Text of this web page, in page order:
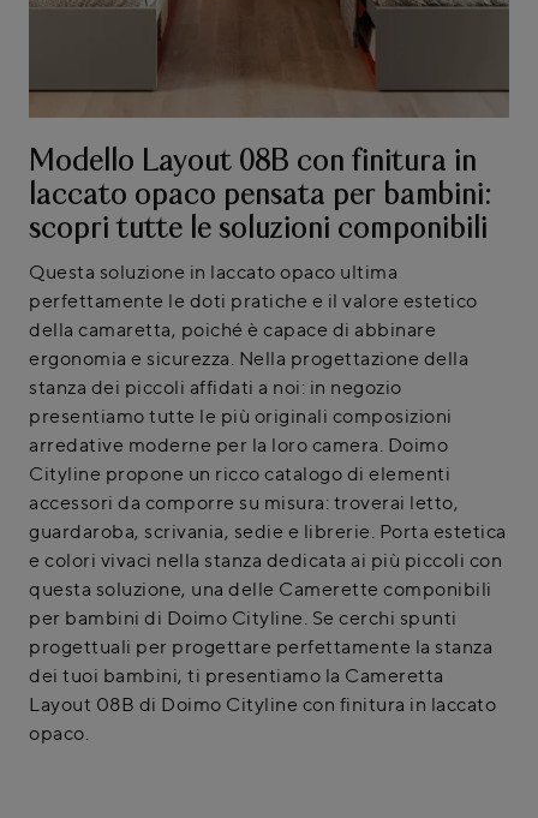
Modello Layout 08B con finitura in
laccato opaco pensata per bambini:
scopri tutte le soluzioni componibili
Questa soluzione in laccato opaco ultima
perfettamente le doti pratiche e il valore estetico
della camaretta, poiché è capace di abbinare
ergonomia e sicurezza. Nella progettazione della
stanza dei piccoli affidati a noi: in negozio
presentiamo tutte le più originali composizioni
arredative moderne per la loro camera. Doimo
Cityline propone un ricco catalogo di elementi
accessori da comporre su misura: troverai letto,
guardaroba, scrivania, sedie e librerie. Porta estetica
e colori vivaci nella stanza dedicata ai più piccoli con
questa soluzione, una delle Camerette componibili
per bambini di Doimo Cityline. Se cerchi spunti
progettuali per progettare perfettamente la stanza
dei tuoi bambini, ti presentiamo la Cameretta
Layout 08B di Doimo Cityline con finitura in laccato
opaco.